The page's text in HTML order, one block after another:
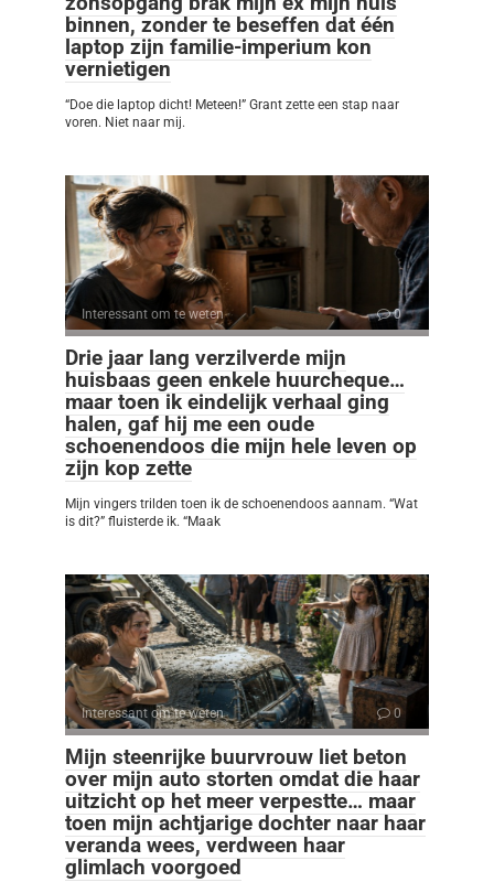
binnen, zonder te beseffen dat één
laptop zijn familie-imperium kon
vernietigen
“Doe die laptop dicht! Meteen!” Grant zette een stap naar
voren. Niet naar mij.
Interessant om te weten 0
Drie jaar lang verzilverde mijn
huisbaas geen enkele huurcheque…
maar toen ik eindelijk verhaal ging
halen, gaf hij me een oude
schoenendoos die mijn hele leven op
zijn kop zette
Mijn vingers trilden toen ik de schoenendoos aannam. “Wat
is dit?” fluisterde ik. “Maak
Interessant om te weten 0
Mijn steenrijke buurvrouw liet beton
over mijn auto storten omdat die haar
uitzicht op het meer verpestte… maar
toen mijn achtjarige dochter naar haar
veranda wees, verdween haar
glimlach voorgoed